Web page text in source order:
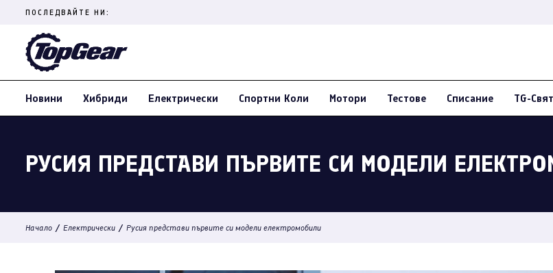
content
(Press
ПОСЛЕДВАЙТЕ НИ:
Новини Хибриди Електрически Спортни Коли Мотори Тестове Списание TG-Свят
РУСИЯ ПРЕДСТАВИ ПЪРВИТЕ СИ МОДЕЛИ
Начало / Електрически / Русия представи първите си модели електромобили